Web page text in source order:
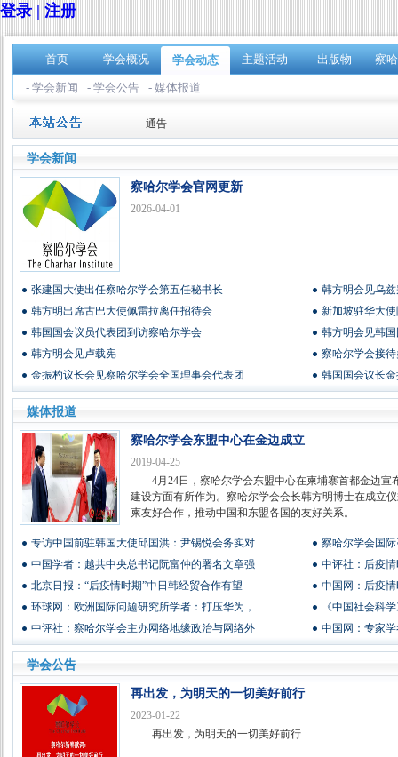
登录 | 注册
首页 学会概况 学会动态
- 学会新闻 - 学会公告 - 媒体报道
主题活动 出版物 察
通告
通告
学会新闻
察哈尔学会官网更新
2026-04-01
张建国大使出任察哈尔学会第五任秘书长
韩方明会见乌
韩方明出席古巴大使佩雷拉离任招待会
新加坡驻华大
韩国国会议员代表团到访察哈尔学会
韩方明会见韩
韩方明会见卢载宪
察哈尔学会接
金振杓议长会见察哈尔学会全国理事会代表团
韩国国会议长
媒体报道
察哈尔学会东盟中心在金边成立
2019-04-25
4月24日，察哈尔学会东盟中心在柬埔寨首都金边宣
建设方面有所作为。察哈尔学会会长韩方明博士在成立
柬友好合作，推动中国和东盟各国的友好关系。
专访中国前驻韩国大使邱国洪：尹锡悦会务实对
察哈尔学会国
中国学者：越共中央总书记阮富仲的署名文章强
中评社：后疫
北京日报：“后疫情时期”中日韩经贸合作有望
中国网：后疫
环球网：欧洲国际问题研究所学者：打压华为，
《中国社会科
中评社：察哈尔学会主办网络地缘政治与网络外
中国网：专家
学会公告
再出发，为明天的一切美好前行
2023-01-22
再出发，为明天的一切美好前行